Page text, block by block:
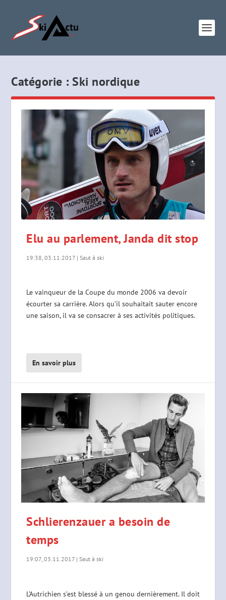
Catégorie :Ski nordique
Elu au parlement, Janda dit stop
19:38, 03.11.2017 | Saut à ski
Le vainqueur de la Coupe du monde 2006 va devoir
écourter sa carrière. Alors qu’il souhaitait sauter encore
une saison, il va se consacrer à ses activités politiques.
En savoir plus
Schlierenzauer a besoin de
temps
19:07, 03.11.2017 |Saut à ski
L’Autrichien s’est blessé à un genou dernièrement. Il doit